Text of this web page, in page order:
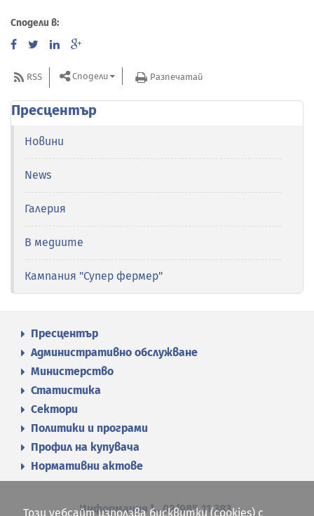
Сподели в:
RSS Сподели Разпечатай
Пресцентър
Новини
News
Галерия
В медиите
Кампания "Супер фермер"
Пресцентър
Административно обслужване
Министерство
Статистика
Сектори
Политики и програми
Профил на купувача
Нормативни актове
Информация 02/985 11 383
Този уебсайт използва бисквитки (cookies) с